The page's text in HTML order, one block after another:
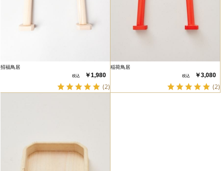
招福鳥居
￥1,980
(2)
稲荷鳥居
￥3,080
(2)